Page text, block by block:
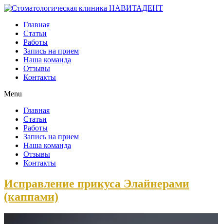
Главная
Статьи
Работы
Запись на прием
Наша команда
Отзывы
Контакты
Menu
Главная
Статьи
Работы
Запись на прием
Наша команда
Отзывы
Контакты
Исправление прикуса Элайнерами
(каппами)